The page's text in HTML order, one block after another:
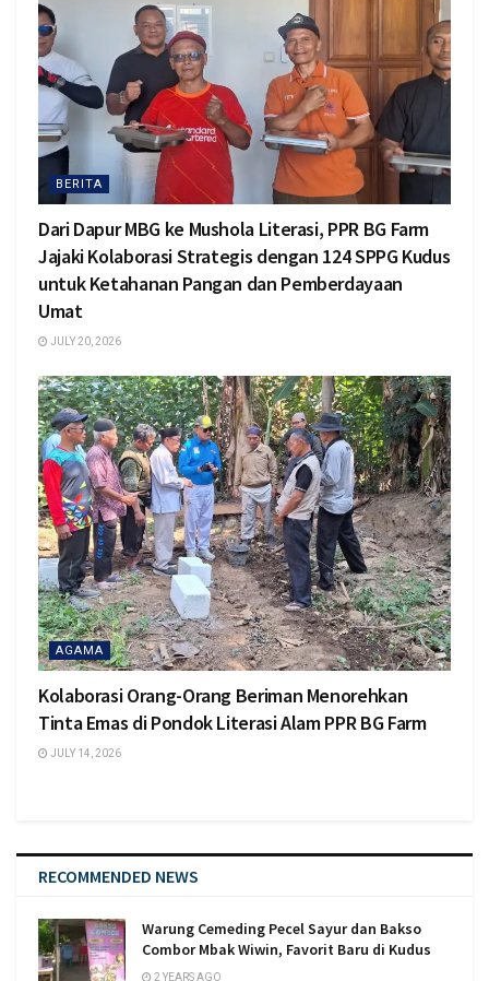
BERITA
Dari Dapur MBG ke Mushola Literasi, PPR BG Farm
Jajaki Kolaborasi Strategis dengan 124 SPPG Kudus
untuk Ketahanan Pangan dan Pemberdayaan
Umat
JULY 20, 2026
AGAMA
Kolaborasi Orang-Orang Beriman Menorehkan
Tinta Emas di Pondok Literasi Alam PPR BG Farm
JULY 14, 2026
RECOMMENDED NEWS
Warung Cemeding Pecel Sayur dan Bakso
Combor Mbak Wiwin, Favorit Baru di Kudus
2 YEARS AGO